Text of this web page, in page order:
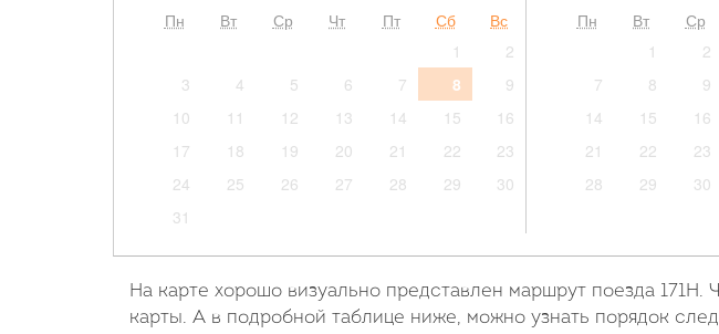
Пн Вт Ср Чт Пт Сб
Вс
1
2
3
4 5 6 7 8
9
10
11 12 13 14 15
16
17
18 19 20 21 22
23
24
25 26 27 28 29
30
31
Пн Вт Ср
1
2
7
8 9
14
15 16
21
22 23
28
29 30
На карте хорошо визуально представлен маршрут поезда
карты. А в подробной таблице ниже, можно узнать порядок